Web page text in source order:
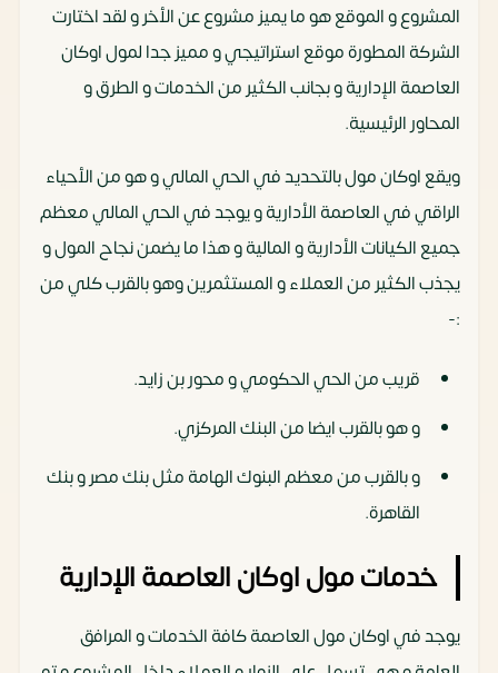
المشروع و الموقع هو ما يميز مشروع عن الأخر و لقد اختارت
الشركة المطورة موقع استراتيجي و مميز جدا لمول اوكان
العاصمة الإدارية و بجانب الكثير من الخدمات و الطرق و
المحاور الرئيسية.
ويقع اوكان مول بالتحديد في الحي المالي و هو من الأحياء
الراقي في العاصمة الأدارية و يوجد في الحي المالي معظم
جميع الكيانات الأدارية و المالية و هذا ما يضمن نجاح المول و
يجذب الكثير من العملاء و المستثمرين وهو بالقرب كلي من
:-
قريب من الحي الحكومي و محور بن زايد.
و هو بالقرب ايضا من البنك المركزي.
و بالقرب من معظم البنوك الهامة مثل بنك مصر و بنك
القاهرة.
خدمات مول اوكان العاصمة الإدارية
يوجد في اوكان مول العاصمة كافة الخدمات و المرافق